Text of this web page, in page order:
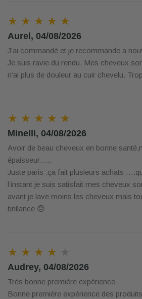
★ ★ ★ ★ ★
Aurel, 04/08/2026
J’ai commandé et je recommande a
Je suis ravie du rendu. Mes cheveux
n'ai plus de douleur au cuir chevelu.
★ ★ ★ ★ ★
Minelli, 04/08/2026
Avoir de beau cheveux en bonne
épaisseur…..
Juste paris .ça fait plusieurs achats
l’instant je suis satisfait mes cheveux
avant je lave moins les cheveux mais
brillance 😞
★ ★ ★ ★
Audrey, 04/08/2026
Très bonne première expérience
Bonne première expérience des